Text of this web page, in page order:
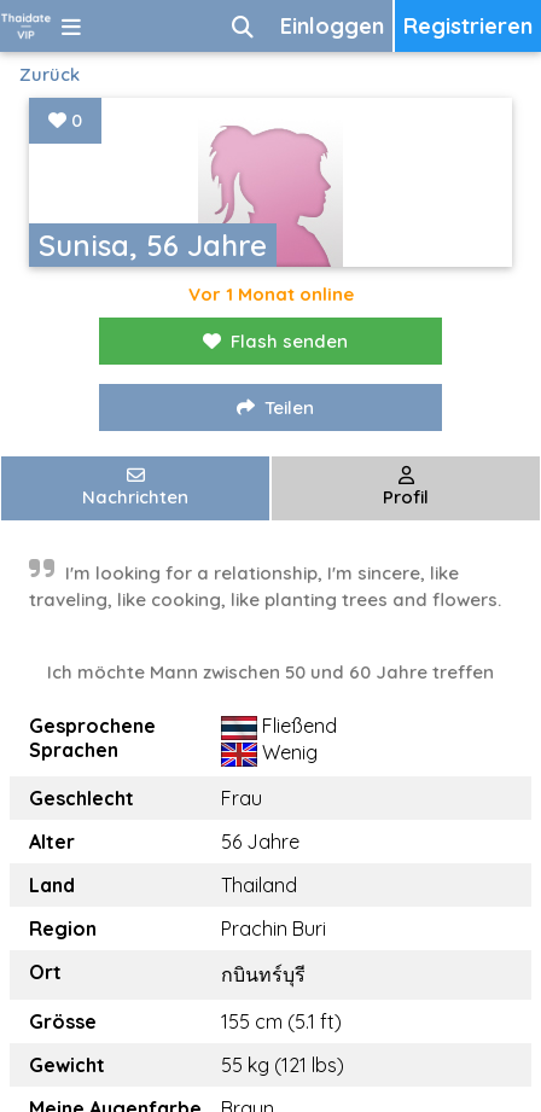
Registrieren
Einloggen
Zurück
Sunisa, 56 Jahre
0
Vor 1 Monat online
Flash senden
Teilen
Nachrichten Profil
I'm looking for a relationship, I'm sincere, like
traveling, like cooking, like planting trees and flowers.
Ich möchte Mann zwischen 50 und 60 Jahre treffen
Gesprochene
Sprachen
Fließend
Wenig
Geschlecht
Frau
Alter
56 Jahre
Land
Thailand
Region
Prachin Buri
Ort
กบินทร์บุรี
Grösse
155 cm (5.1 ft)
Gewicht
55 kg (121 lbs)